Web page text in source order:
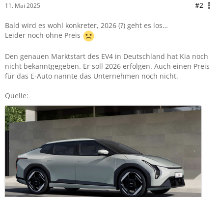
11. Mai 2025 #2
Bald wird es wohl konkreter, 2026 (?) geht es los…
Leider noch ohne Preis
Den genauen Marktstart des EV4 in Deutschland hat Kia noch
nicht bekanntgegeben. Er soll 2026 erfolgen. Auch einen Preis
für das E-Auto nannte das Unternehmen noch nicht.
Quelle: